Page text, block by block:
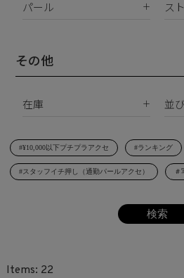
イヤリング
ネックレス
リング
イニシャル
K10
サ
パール
南洋真珠
シェルパール
ス
ジ
その他
在庫
在庫あり
受注生産
並
価
価
レ
#¥10,000以下プチプラアクセ #ランキング
#スタッフイチ押し（通勤パールアクセ） ＃
22